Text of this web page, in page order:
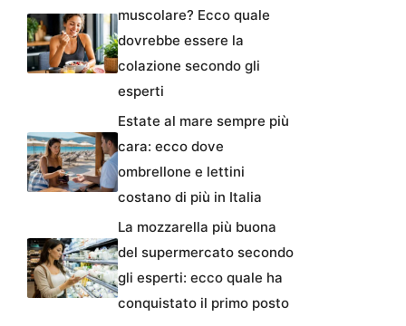
muscolare? Ecco quale
dovrebbe essere la
colazione secondo gli
esperti
Estate al mare sempre più
cara: ecco dove
ombrellone e lettini
costano di più in Italia
La mozzarella più buona
del supermercato secondo
gli esperti: ecco quale ha
conquistato il primo posto